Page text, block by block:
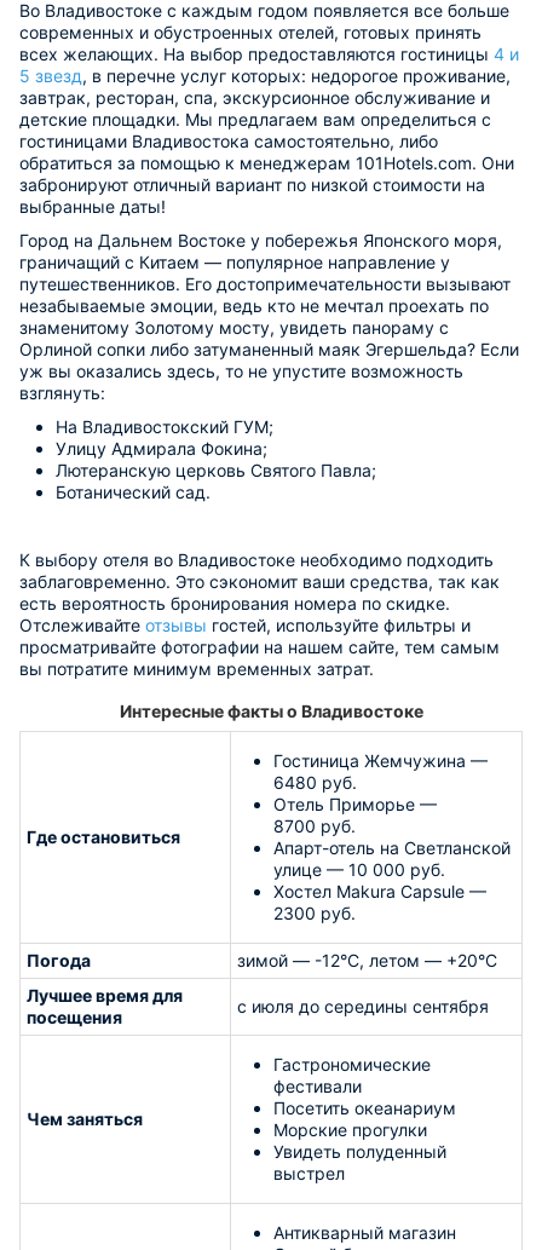
Во Владивостоке с каждым годом появляется все больше
современных и обустроенных отелей, готовых принять
всех желающих. На выбор предоставляются гостиницы 4 и
5 звезд, в перечне услуг которых: недорогое проживание,
завтрак, ресторан, спа, экскурсионное обслуживание и
детские площадки. Мы предлагаем вам определиться с
гостиницами Владивостока самостоятельно, либо
обратиться за помощью к менеджерам 101Hotels.com. Они
забронируют отличный вариант по низкой стоимости на
выбранные даты!
Город на Дальнем Востоке у побережья Японского моря,
граничащий с Китаем — популярное направление у
путешественников. Его достопримечательности вызывают
незабываемые эмоции, ведь кто не мечтал проехать по
знаменитому Золотому мосту, увидеть панораму с
Орлиной сопки либо затуманенный маяк Эгершельда? Если
уж вы оказались здесь, то не упустите возможность
взглянуть:
На Владивостокский ГУМ;
Улицу Адмирала Фокина;
Лютеранскую церковь Святого Павла;
Ботанический сад.
К выбору отеля во Владивостоке необходимо подходить
заблаговременно. Это сэкономит ваши средства, так как
есть вероятность бронирования номера по скидке.
Отслеживайте отзывы гостей, используйте фильтры и
просматривайте фотографии на нашем сайте, тем самым
вы потратите минимум временных затрат.
Интересные факты о Владивостоке
Где остановиться
Гостиница Жемчужина —
6480 руб.
Отель Приморье —
8700 руб.
Апарт-отель на Светланской
улице — 10 000 руб.
Хостел Makura Capsule —
2300 руб.
Погода
зимой — -12°С, летом — +20°С
Лучшее время для
посещения
с июля до середины сентября
Чем заняться
Гастрономические
фестивали
Посетить океанариум
Морские прогулки
Увидеть полуденный
выстрел
Антикварный магазин